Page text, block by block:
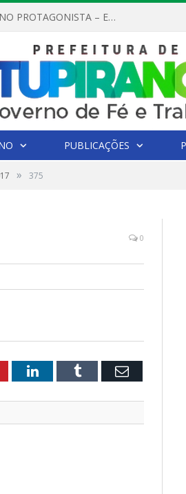
REGULAMENTO OFICIAL DO PRÊMIO ALUNO PROTAGONISTA – EDIÇÃO 2026
PUBLICAÇÕES
» 375
0
LinkedInTumblr Email